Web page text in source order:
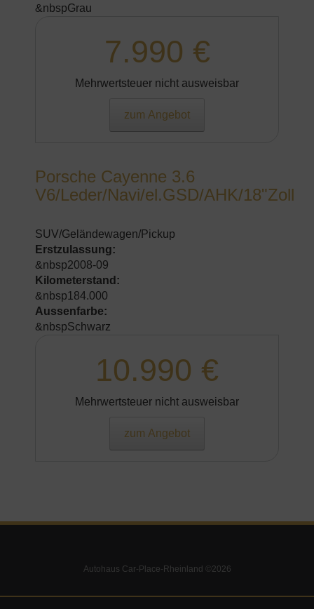
&nbspGrau
7.990 €
Mehrwertsteuer nicht ausweisbar
zum Angebot
Porsche Cayenne 3.6
V6/Leder/Navi/el.GSD/AHK/18"Zoll
SUV/Geländewagen/Pickup
Erstzulassung:
&nbsp2008-09
Kilometerstand:
&nbsp184.000
Aussenfarbe:
&nbspSchwarz
10.990 €
Mehrwertsteuer nicht ausweisbar
zum Angebot
Autohaus Car-Place-Rheinland ©2026